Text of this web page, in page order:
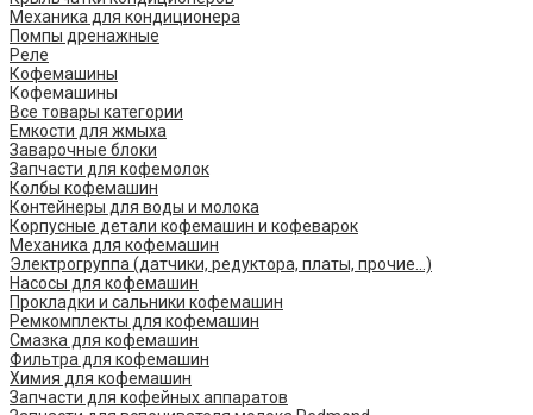
Механика для кондиционера
Помпы дренажные
Реле
Кофемашины
Кофемашины
Все товары категории
Емкости для жмыха
Заварочные блоки
Запчасти для кофемолок
Колбы кофемашин
Контейнеры для воды и молока
Корпусные детали кофемашин и кофеварок
Механика для кофемашин
Электрогруппа (датчики, редуктора, платы, прочие...)
Насосы для кофемашин
Прокладки и сальники кофемашин
Ремкомплекты для кофемашин
Смазка для кофемашин
Фильтра для кофемашин
Химия для кофемашин
Запчасти для кофейных аппаратов